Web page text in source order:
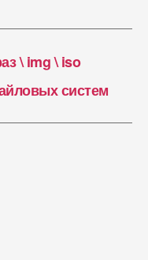
\ img \ iso
систем